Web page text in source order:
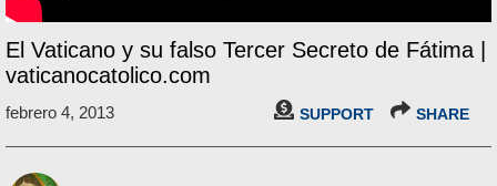
El Vaticano y su falso Tercer Secreto de Fátima |
vaticanocatolico.com
febrero 4, 2013 SUPPORT SHARE